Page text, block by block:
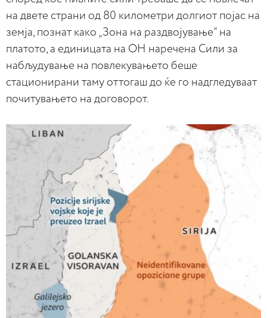
на двете страни од 80 километри долгиот појас на
земја, познат како „Зона на раздвојување“ на
платото, а единицата на ОН наречена Сили за
набљудување на повлекувањето беше
стационирани таму оттогаш до ќе го надгледуваат
почитувањето на договорот.